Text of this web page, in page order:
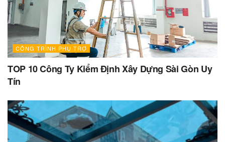
CÔNG TRÌNH PHỤ TRỢ
TOP 10 Công Ty Kiểm Định Xây Dựng Sài Gòn Uy
Tín